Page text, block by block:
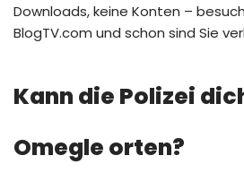
Downloads, keine Konten –
BlogTV.com und schon sind Sie
Kann die Polizei
Omegle orten?